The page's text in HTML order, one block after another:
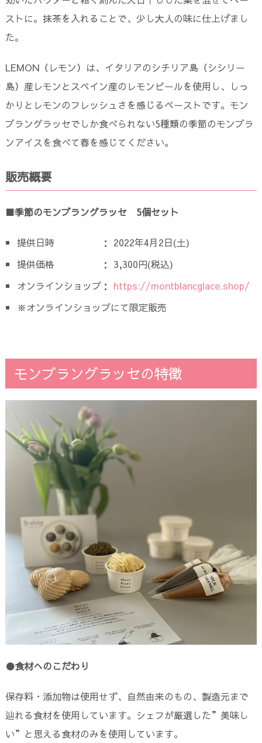
ストに。抹茶を入れることで、少し大人の味に仕上げまし
た。
LEMON（レモン）は、イタリアのシチリア島（シシリー
島）産レモンとスペイン産のレモンピールを使用し、しっ
かりとレモンのフレッシュさを感じるペーストです。モン
ブラングラッセでしか食べられない5種類の季節のモンブラ
ンアイスを食べて春を感じてください。
販売概要
■季節のモンブラングラッセ 5個セット
提供日時 ： 2022年4月2日(土)
提供価格 ： 3,300円(税込)
オンラインショップ： https://montblancglace.shop/
※オンラインショップにて限定販売
モンブラングラッセの特徴
●食材へのこだわり
保存料・添加物は使用せず、自然由来のもの、製造元まで
辿れる食材を使用しています。シェフが厳選した”美味し
い”と思える食材のみを使用しています。